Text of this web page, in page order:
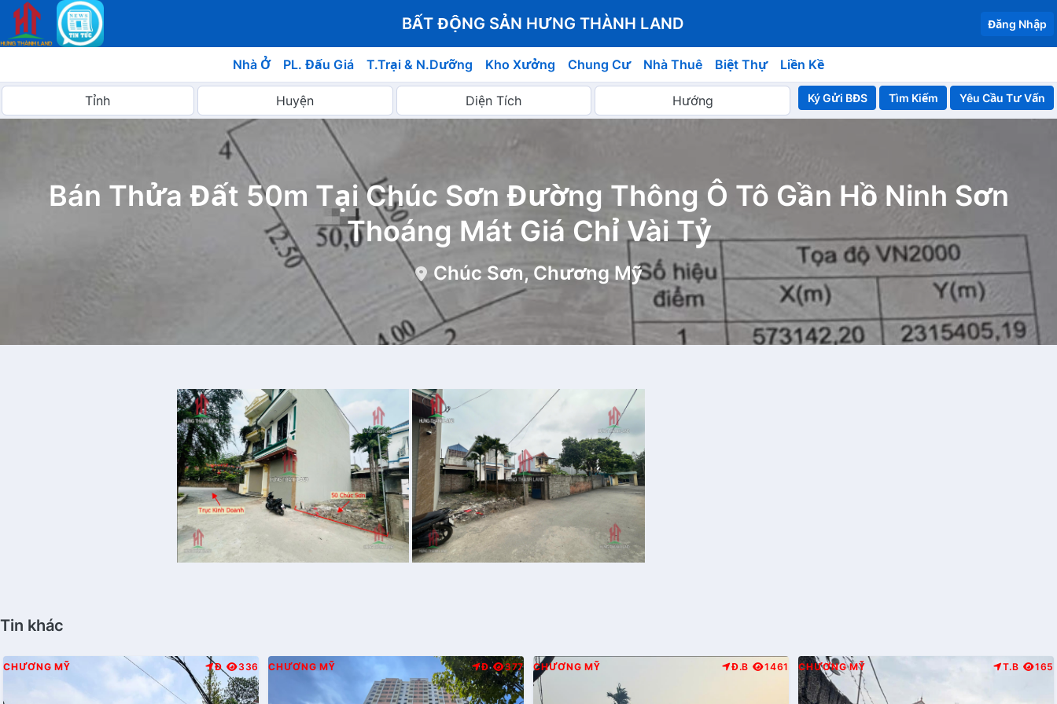
BẤT ĐỘNG SẢN HƯNG THÀNH LAND Đăng Nhập
Nhà Ở PL. Đấu Giá T.Trại & N.Dưỡng Kho Xưởng Chung Cư Nhà Thuê Biệt Thự Liền Kề
Ký Gửi BĐS Yêu Cầu Tư Vấn
Bán Thửa Đất 50m Tại Chúc Sơn Đường Thông Ô Tô Gần Hồ Ninh Sơn
Thoáng Mát Giá Chỉ Vài Tỷ
Chúc Sơn, Chương Mỹ
Tin khác
CHƯƠNG MỸ Đ 336 CHƯƠNG MỸ Đ 377 CHƯƠNG MỸ Đ.B 1461 CHƯƠNG MỸ T.B 165